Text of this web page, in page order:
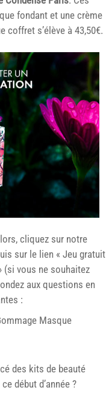
fondant et une crème
coffret s’élève à 43,50€.
cliquez sur notre
sur le lien « Jeu gratuit
(si vous ne souhaitez
aux questions en
:
Masque
des kits de beauté
début d’année ?